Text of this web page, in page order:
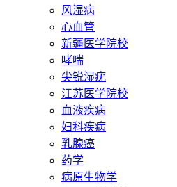
风湿病
心血管
新疆医学院校
哮喘
尖锐湿疣
江苏医学院校
血液疾病
妇科疾病
乳腺癌
药学
病原生物学